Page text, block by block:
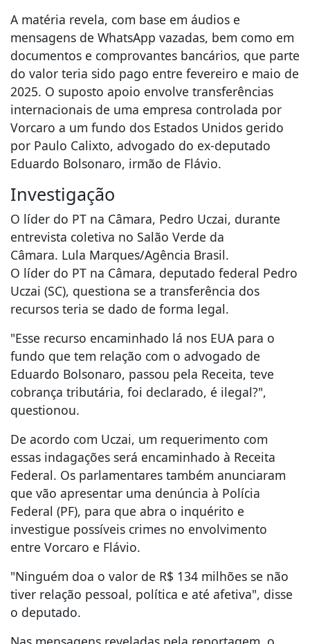
A matéria revela, com base em áudios e
mensagens de WhatsApp vazadas, bem como em
documentos e comprovantes bancários, que parte
do valor teria sido pago entre fevereiro e maio de
2025. O suposto apoio envolve transferências
internacionais de uma empresa controlada por
Vorcaro a um fundo dos Estados Unidos gerido
por Paulo Calixto, advogado do ex-deputado
Eduardo Bolsonaro, irmão de Flávio.
Investigação
O líder do PT na Câmara, Pedro Uczai, durante
entrevista coletiva no Salão Verde da
Câmara. Lula Marques/Agência Brasil.
O líder do PT na Câmara, deputado federal Pedro
Uczai (SC), questiona se a transferência dos
recursos teria se dado de forma legal.
"Esse recurso encaminhado lá nos EUA para o
fundo que tem relação com o advogado de
Eduardo Bolsonaro, passou pela Receita, teve
cobrança tributária, foi declarado, é ilegal?",
questionou.
De acordo com Uczai, um requerimento com
essas indagações será encaminhado à Receita
Federal. Os parlamentares também anunciaram
que vão apresentar uma denúncia à Polícia
Federal (PF), para que abra o inquérito e
investigue possíveis crimes no envolvimento
entre Vorcaro e Flávio.
"Ninguém doa o valor de R$ 134 milhões se não
tiver relação pessoal, política e até afetiva", disse
o deputado.